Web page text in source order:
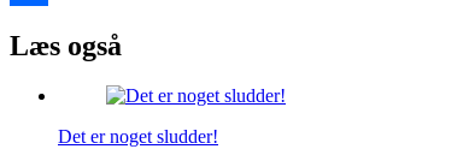
Læs også
Det er noget sludder!